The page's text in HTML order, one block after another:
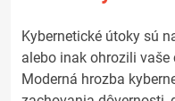
Kybernetické útoky sú
alebo inak ohrozili vaše
Moderná hrozba